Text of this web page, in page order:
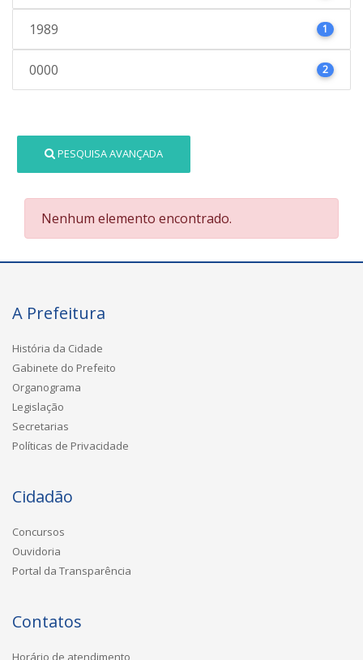
1989 1
0000 2
PESQUISA AVANÇADA
Nenhum elemento encontrado.
A Prefeitura
História da Cidade
Gabinete do Prefeito
Organograma
Legislação
Secretarias
Políticas de Privacidade
Cidadão
Concursos
Ouvidoria
Portal da Transparência
Contatos
Horário de atendimento